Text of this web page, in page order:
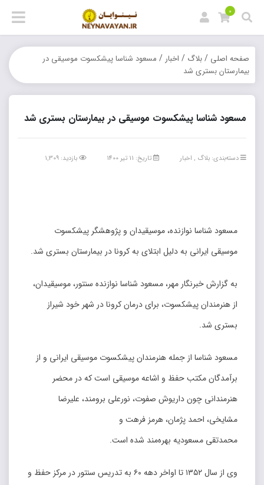
0
صفحه اصلی /بلاگ / اخبار / مسعود شناسا پیشکسوت موسیقی در
بیمارستان بستری شد
مسعود شناسا پیشکسوت موسیقی در بیمارستان بستری شد
دسته‌بندی: بلاگ , اخبار تاریخ: 11 تیر 1400 بازدید: 1,309
مسعود شناسا نوازنده، موسیقیدان و پژوهشگر پیشکسوت
موسیقی ایرانی به دلیل ابتلای به کرونا در بیمارستان بستری شد.
به گزارش خبرنگار مهر، مسعود شناسا نوازنده سنتور، موسیقیدان،
از هنرمندان پیشکسوت، برای درمان کرونا در شهر خود شیراز
بستری شد.
مسعود شناسا از جمله هنرمندان پیشکسوت موسیقی ایرانی و از
برآمدگان مکتب حفظ و اشاعه موسیقی است که در محضر
هنرمندانی چون داریوش صفوت، نورعلی برومند، علیرضا
مشایخی، احمد پژمان، هرمز فرهت و
محمدتقی مسعودیه بهره‌مند شده است.
وی از سال ۱۳۵۲ تا اواخر دهه ۶۰ به تدریس سنتور در مرکز حفظ و